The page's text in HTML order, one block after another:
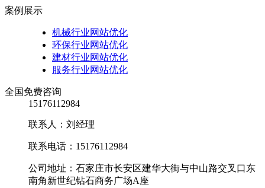
案例展示
机械行业网站优化
环保行业网站优化
建材行业网站优化
服务行业网站优化
全国免费咨询
15176112984
联系人：刘经理
联系电话：15176112984
公司地址：石家庄市长安区建华大街与中山路交叉口东
南角新世纪钻石商务广场A座